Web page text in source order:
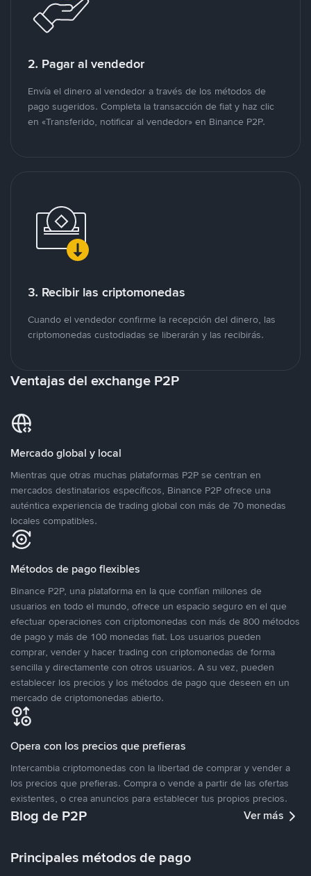
2. Pagar al vendedor
Envía el dinero al vendedor a través de los métodos de
pago sugeridos. Completa la transacción de fiat y haz clic
en «Transferido, notificar al vendedor» en Binance P2P.
3. Recibir las criptomonedas
Cuando el vendedor confirme la recepción del dinero, las
criptomonedas custodiadas se liberarán y las recibirás.
Ventajas del exchange P2P
Mercado global y local
Mientras que otras muchas plataformas P2P se centran en
mercados destinatarios específicos, Binance P2P ofrece una
auténtica experiencia de trading global con más de 70 monedas
locales compatibles.
Métodos de pago flexibles
Binance P2P, una plataforma en la que confían millones de
usuarios en todo el mundo, ofrece un espacio seguro en el que
efectuar operaciones con criptomonedas con más de 800 métodos
de pago y más de 100 monedas fiat. Los usuarios pueden
comprar, vender y hacer trading con criptomonedas de forma
sencilla y directamente con otros usuarios. A su vez, pueden
establecer los precios y los métodos de pago que deseen en un
mercado de criptomonedas abierto.
Opera con los precios que prefieras
Intercambia criptomonedas con la libertad de comprar y vender a
los precios que prefieras. Compra o vende a partir de las ofertas
existentes, o crea anuncios para establecer tus propios precios.
Blog de P2P Ver más
Principales métodos de pago